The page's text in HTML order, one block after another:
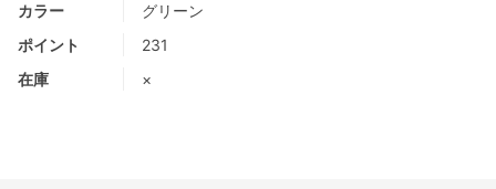
カラー
グリーン
ポイント
231
在庫
×